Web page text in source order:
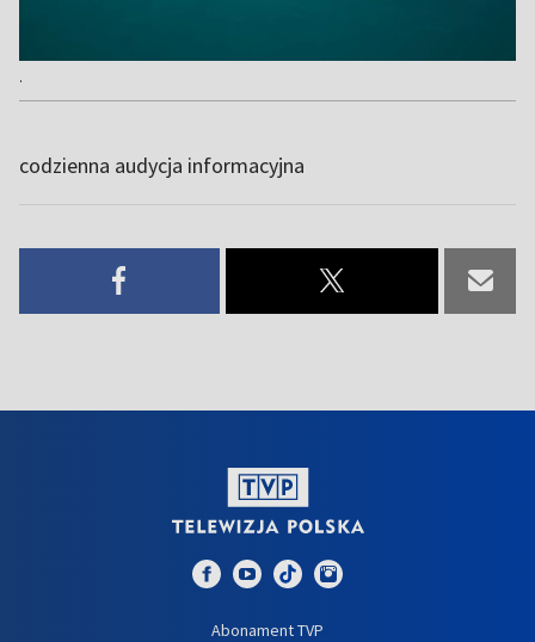
.
codzienna audycja informacyjna
Abonament TVP